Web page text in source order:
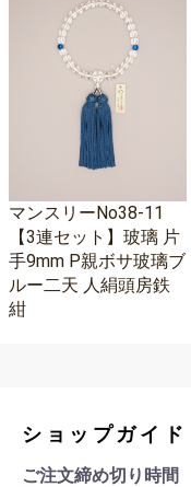
マンスリーNo38-11
【3連セット】玻璃 片
手9mm P親ボサ玻璃ブ
ルー二天 人絹頭房鉄
紺
ショップガイド
ご注文締め切り時間